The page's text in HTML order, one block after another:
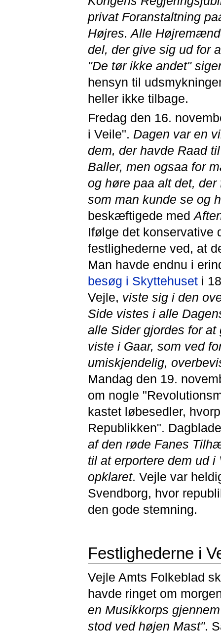
privat Foranstaltning
Højres. Alle
del, der give sig ud for
"De tør ikke andet"
hensyn til
heller ikke tilbage.
Fredag den 16.
i Veile". Dagen var en
dem, der havde Raad
Baller, men ogsaa for
og høre paa alt det,
som man kunde se og
beskæftigede med
Ifølge det konservative
festlighederne ved, at
Man havde endnu i
besøg i Skyttehuset i
Vejle, viste sig i den
Side vistes i alle
alle Sider gjordes for
viste i Gaar, som ved
umiskjendelig,
Mandag den 19.
om nogle
kastet løbesedler,
Republikken".
af den røde Fanes
til at erportere dem ud
opklaret. Vejle var
Svendborg, hvor
den gode stemning.
Festlighederne i
Vejle Amts Folkeblad
havde ringet om
en Musikkorps
stod ved højen Mast".